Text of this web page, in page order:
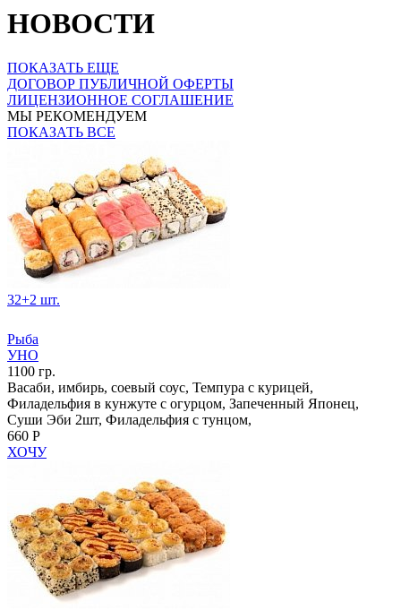
НОВОСТИ
ПОКАЗАТЬ ЕЩЕ
ДОГОВОР ПУБЛИЧНОЙ ОФЕРТЫ
ЛИЦЕНЗИОННОЕ СОГЛАШЕНИЕ
МЫ РЕКОМЕНДУЕМ
ПОКАЗАТЬ ВСЕ
32+2 шт.
Рыба
УНО
1100 гр.
Васаби, имбирь, соевый соус, Темпура с курицей,
Филадельфия в кунжуте с огурцом, Запеченный Японец,
Суши Эби 2шт, Филадельфия с тунцом,
660 Р
ХОЧУ